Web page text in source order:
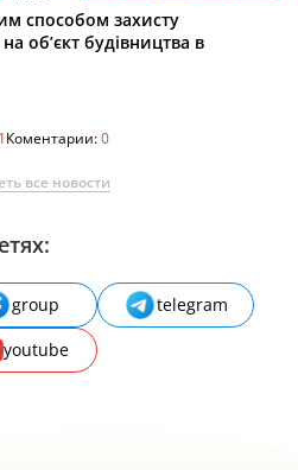
способом захисту
об’єкт будівництва в
Коментарии:0
все новости
group
telegram
youtube